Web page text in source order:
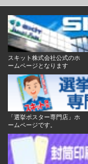
スキット株式会社公式のホ
ームページとなります
「選挙ポスター専門店」ホ
ームページです。